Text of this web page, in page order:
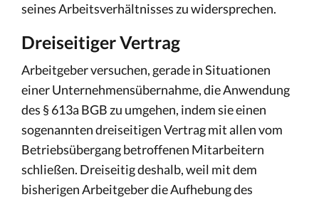
seines Arbeitsverhältnisses zu widersprechen.
Dreiseitiger Vertrag
Arbeitgeber versuchen, gerade in Situationen
einer Unternehmensübernahme, die Anwendung
des § 613a BGB zu umgehen, indem sie einen
sogenannten dreiseitigen Vertrag mit allen vom
Betriebsübergang betroffenen Mitarbeitern
schließen. Dreiseitig deshalb, weil mit dem
bisherigen Arbeitgeber die Aufhebung des